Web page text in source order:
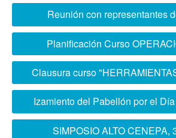
21001:2018 SGOE
Reunión con representantes
educativo del sector Defensa
Planificación Curso
INFORMACIÓN
Clausura curso
SIST. EDUCATIVO DEL
Izamiento del Pabellón por el
de la Mujer
SIMPOSIO ALTO CENEPA,